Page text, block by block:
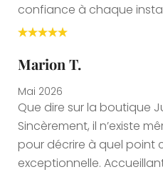
confiance à chaque
Que dire sur la boutique
Sincèrement, il n’existe
pour décrire à quel point
exceptionnelle.
Marion T.
Mai 2026